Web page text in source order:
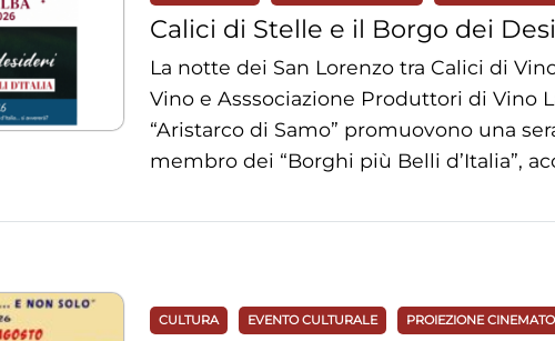
Calici di Stelle e il Borgo dei
La notte dei San Lorenzo tra Calici di
Vino e Asssociazione Produttori di Vino
“Aristarco di Samo” promuovono una
membro dei “Borghi più Belli d’Italia”,
CULTURA EVENTO CULTURALE PROIEZIONE